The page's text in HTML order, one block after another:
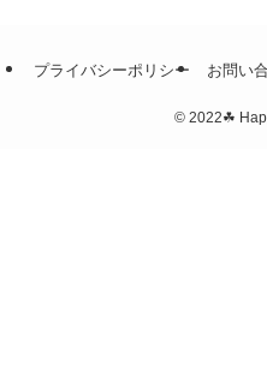
プライバシーポリシー お問い
© 2022☘